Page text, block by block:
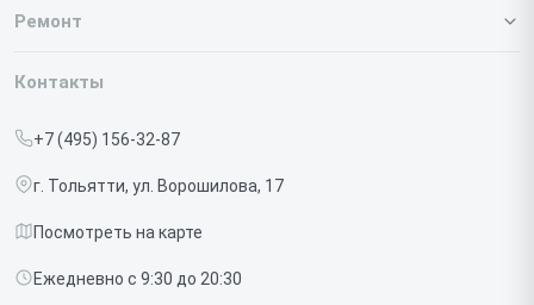
О нашем сервисе
Срочный ремонт
Доставка и способы оплаты
Диагностика
Контакты
Ремонт
Iphone
Контакты
+7 (495) 156-32-87
г. Тольятти, ул. Ворошилова, 17
Посмотреть на карте
Ежедневно с 9:30 до 20:30